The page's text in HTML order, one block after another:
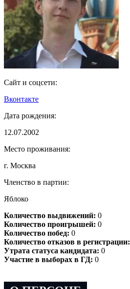
Сайт и соцсети:
Вконтакте
Дата рождения:
12.07.2002
Место проживания:
г. Москва
Членство в партии:
Яблоко
Количество выдвижений: 0
Количество проигрышей: 0
Количество побед: 0
Количество отказов в регистрации:
Утрата статуса кандидата: 0
Участие в выборах в ГД: 0